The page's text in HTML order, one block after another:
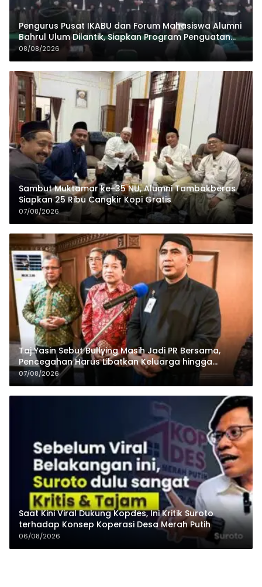
Pengurus Pusat IKABU dan Forum Mahasiswa Alumni
Bahrul Ulum Dilantik, Siapkan Program Penguatan
Organisasi dan Ekonomi
08/08/2026
Sambut Muktamar ke-35 NU, Alumni Tambakberas
Siapkan 25 Ribu Cangkir Kopi Gratis
07/08/2026
Taj Yasin Sebut Bullying Masih Jadi PR Bersama,
Pencegahan Harus Libatkan Keluarga hingga
Pesantren
07/08/2026
Saat Kini Viral Dukung Kopdes, Ini Kritik Suroto
terhadap Konsep Koperasi Desa Merah Putih
06/08/2026